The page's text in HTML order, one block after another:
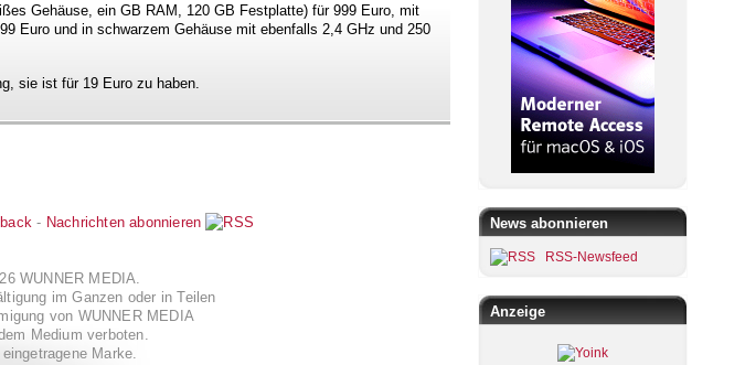
Gehäuse, ein GB RAM, 120 GB Festplatte) für 999 Euro, mit
Euro und in schwarzem Gehäuse mit ebenfalls 2,4 GHz und 250
sie ist für 19 Euro zu haben.
- Nachrichten abonnieren
WUNNER MEDIA.
im Ganzen oder in Teilen
von WUNNER MEDIA
Medium verboten.
Marke.
News abonnieren
RSS-Newsfeed
Anzeige